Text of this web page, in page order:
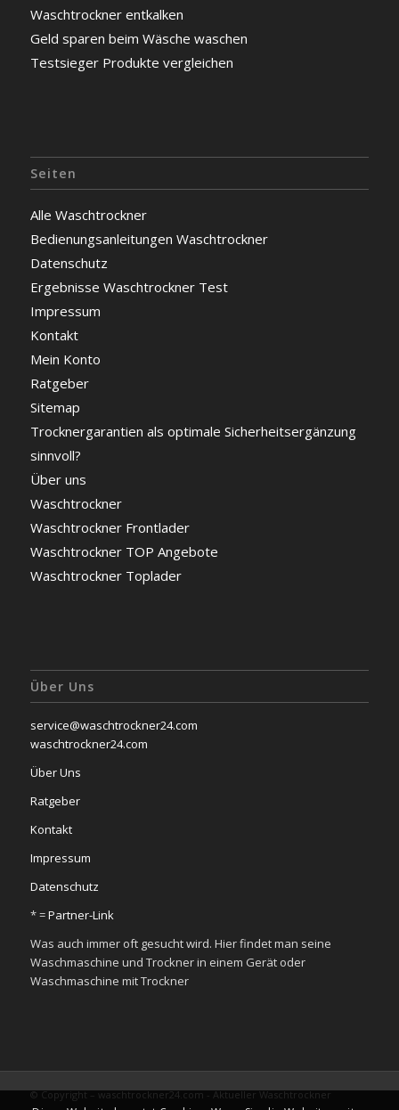
Waschtrockner entkalken
Geld sparen beim Wäsche waschen
Testsieger Produkte vergleichen
Seiten
Alle Waschtrockner
Bedienungsanleitungen Waschtrockner
Datenschutz
Ergebnisse Waschtrockner Test
Impressum
Kontakt
Mein Konto
Ratgeber
Sitemap
Trocknergarantien als optimale Sicherheitsergänzung
sinnvoll?
Über uns
Waschtrockner
Waschtrockner Frontlader
Waschtrockner TOP Angebote
Waschtrockner Toplader
Über Uns
service@waschtrockner24.com
waschtrockner24.com
Über Uns
Ratgeber
Kontakt
Impressum
Datenschutz
* =Partner-Link
Was auch immer oft gesucht wird. Hier findet man seine
Waschmaschine und Trockner in einem Gerät oder
Waschmaschine mit Trockner
© Copyright – waschtrockner24.com - Aktueller Waschtrockner